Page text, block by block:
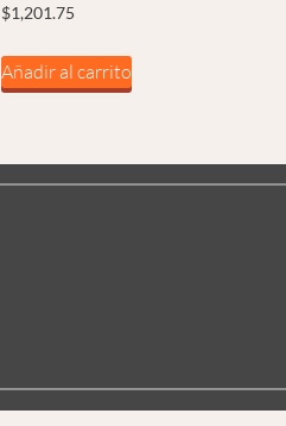
$1,201.75
Añadir al carrito